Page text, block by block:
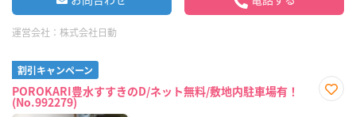
運営会社： 株式会社日動
割引キャンペーン
POROKARI豊水すすきのD/ネット無料/敷地内駐車場有！
(No.992279)